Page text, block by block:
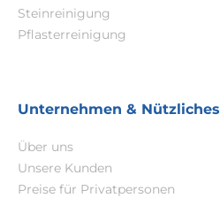
Steinreinigung
Pflasterreinigung
Unternehmen & Nützliches
Über uns
Unsere Kunden
Preise für Privatpersonen